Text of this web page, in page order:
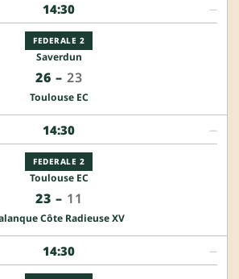
14:30
FEDERALE 2
Saverdun
26 – 23
Toulouse EC
—
14:30
FEDERALE 2
Toulouse EC
23 – 11
Côte Radieuse XV
—
14:30 —